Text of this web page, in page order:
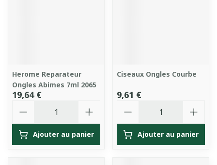
Herome Reparateur
Ongles Abimes 7ml 2065
19,64 €
Ajouter au panier
Ciseaux Ongles Courbe
9,61 €
Ajouter au panier